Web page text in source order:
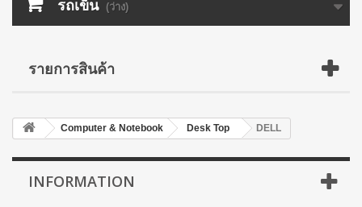
รถเข็น (ว่าง)
รายการสินค้า
Computer & Notebook Desk Top DELL
INFORMATION